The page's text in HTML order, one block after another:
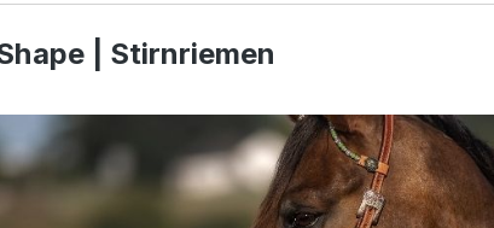
| Stirnriemen